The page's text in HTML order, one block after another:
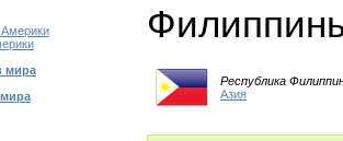
мира
Республика
Азия